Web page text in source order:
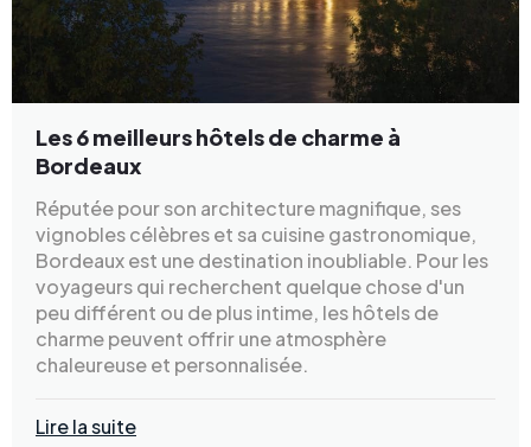
Les 6 meilleurs hôtels de charme à
Bordeaux
Réputée pour son architecture magnifique, ses
vignobles célèbres et sa cuisine gastronomique,
Bordeaux est une destination inoubliable. Pour les
voyageurs qui recherchent quelque chose d'un
peu différent ou de plus intime, les hôtels de
charme peuvent offrir une atmosphère
chaleureuse et personnalisée.
Lire la suite